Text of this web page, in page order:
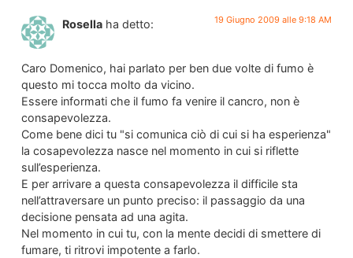
Rosella ha detto: 19 Giugno 2009 alle 9:18 AM
Caro Domenico, hai parlato per ben due volte di fumo è
questo mi tocca molto da vicino.
Essere informati che il fumo fa venire il cancro, non è
consapevolezza.
Come bene dici tu "si comunica ciò di cui si ha esperienza"
la cosapevolezza nasce nel momento in cui si riflette
sull’esperienza.
E per arrivare a questa consapevolezza il difficile sta
nell’attraversare un punto preciso: il passaggio da una
decisione pensata ad una agita.
Nel momento in cui tu, con la mente decidi di smettere di
fumare, ti ritrovi impotente a farlo.